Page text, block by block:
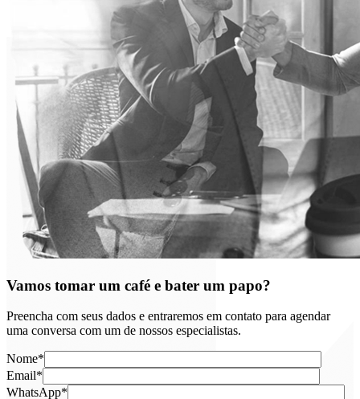
Vamos tomar um café e bater um papo?
Preencha com seus dados e entraremos em contato para agendar
uma conversa com um de nossos especialistas.
Nome*
Email*
WhatsApp*